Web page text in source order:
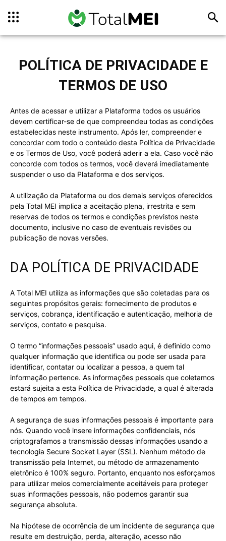
POLÍTICA DE PRIVACIDADE E
TERMOS DE USO
Antes de acessar e utilizar a Plataforma todos os usuários
devem certificar-se de que compreendeu todas as condições
estabelecidas neste instrumento. Após ler, compreender e
concordar com todo o conteúdo desta Política de Privacidade
e os Termos de Uso, você poderá aderir a ela. Caso você não
concorde com todos os termos, você deverá imediatamente
suspender o uso da Plataforma e dos serviços.
A utilização da Plataforma ou dos demais serviços oferecidos
pela Total MEI implica a aceitação plena, irrestrita e sem
reservas de todos os termos e condições previstos neste
documento, inclusive no caso de eventuais revisões ou
publicação de novas versões.
DA POLÍTICA DE PRIVACIDADE
A Total MEI utiliza as informações que são coletadas para os
seguintes propósitos gerais: fornecimento de produtos e
serviços, cobrança, identificação e autenticação, melhoria de
serviços, contato e pesquisa.
O termo “informações pessoais” usado aqui, é definido como
qualquer informação que identifica ou pode ser usada para
identificar, contatar ou localizar a pessoa, a quem tal
informação pertence. As informações pessoais que coletamos
estará sujeita a esta Política de Privacidade, a qual é alterada
de tempos em tempos.
A segurança de suas informações pessoais é importante para
nós. Quando você insere informações confidenciais, nós
criptografamos a transmissão dessas informações usando a
tecnologia Secure Socket Layer (SSL). Nenhum método de
transmissão pela Internet, ou método de armazenamento
eletrônico é 100% seguro. Portanto, enquanto nos esforçamos
para utilizar meios comercialmente aceitáveis para proteger
suas informações pessoais, não podemos garantir sua
segurança absoluta.
Na hipótese de ocorrência de um incidente de segurança que
resulte em destruição, perda, alteração, acesso não